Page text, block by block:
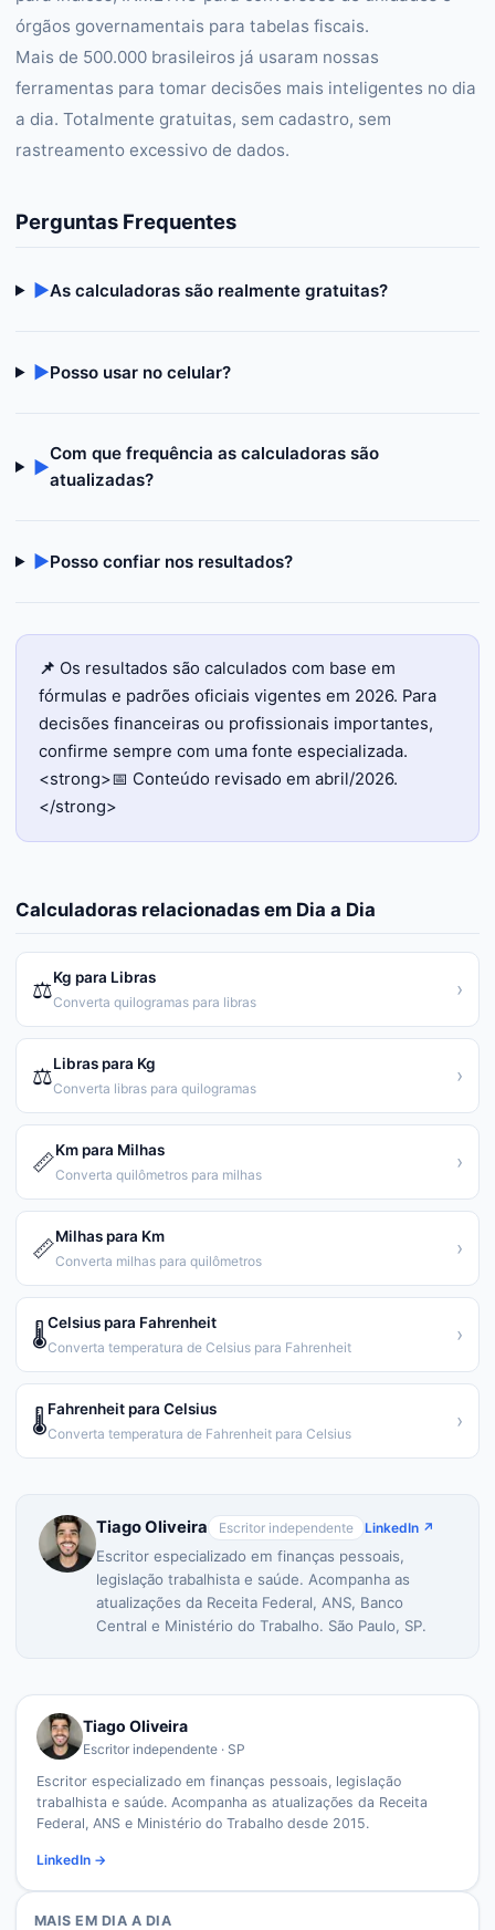
órgãos governamentais para tabelas fiscais.
Mais de 500.000 brasileiros já usaram nossas
ferramentas para tomar decisões mais inteligentes no dia
a dia. Totalmente gratuitas, sem cadastro, sem
rastreamento excessivo de dados.
Perguntas Frequentes
▶As calculadoras são realmente gratuitas?
▶Posso usar no celular?
▶
Com que frequência as calculadoras são
atualizadas?
▶Posso confiar nos resultados?
📌 Os resultados são calculados com base em
fórmulas e padrões oficiais vigentes em 2026. Para
decisões financeiras ou profissionais importantes,
confirme sempre com uma fonte especializada.
<strong>📅 Conteúdo revisado em abril/2026.
</strong>
Calculadoras relacionadas em Dia a Dia
⚖️Kg para Libras
Converta quilogramas para libras
›
⚖️Libras para Kg
Converta libras para quilogramas
›
📏Km para Milhas
Converta quilômetros para milhas
›
📏Milhas para Km
Converta milhas para quilômetros
›
🌡️Celsius para Fahrenheit
Converta temperatura de Celsius para Fahrenheit
›
🌡️Fahrenheit para Celsius
Converta temperatura de Fahrenheit para Celsius
›
Tiago Oliveira Escritor independente LinkedIn ↗
Escritor especializado em finanças pessoais,
legislação trabalhista e saúde. Acompanha as
atualizações da Receita Federal, ANS, Banco
Central e Ministério do Trabalho. São Paulo, SP.
Tiago Oliveira
Escritor independente · SP
Escritor especializado em finanças pessoais, legislação
trabalhista e saúde. Acompanha as atualizações da Receita
Federal, ANS e Ministério do Trabalho desde 2015.
LinkedIn →
MAIS EM DIA A DIA